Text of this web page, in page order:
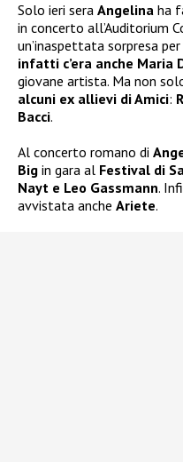
Solo ieri sera Angelina ha
in concerto all’Auditorium
un’inaspettata sorpresa
infatti c’era anche Maria
giovane artista. Ma non
alcuni ex allievi di Amici:
Bacci.
Al concerto romano di
Big in gara al Festival di
Nayt e Leo Gassmann.
avvistata anche Ariete.